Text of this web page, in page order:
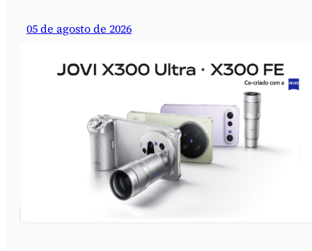
05 de agosto de 2026